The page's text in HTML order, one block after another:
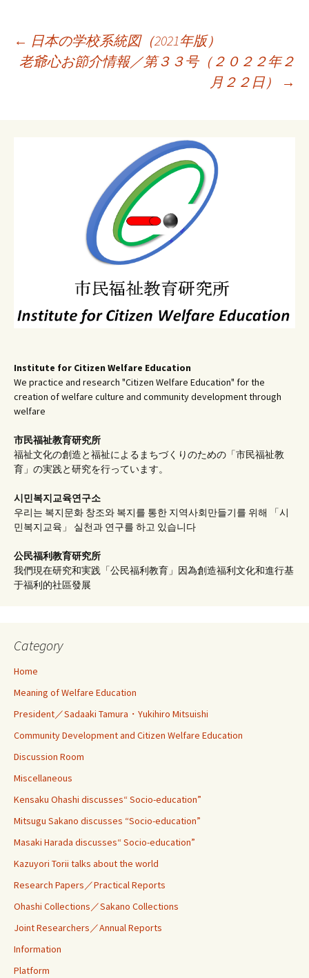
← 日本の学校系統図（2021年版）
老爺心お節介情報／第３３号（２０２２年２
月２２日）
→
Institute for Citizen Welfare Education
We practice and research "Citizen Welfare Education" for the
creation of welfare culture and community development through
welfare
市民福祉教育研究所
福祉文化の創造と福祉によるまちづくりのための「市民福祉教
育」の実践と研究を行っています。
시민복지교육연구소
우리는 복지문화 창조와 복지를 통한 지역사회만들기를 위해 「시
민복지교육」 실천과 연구를 하고 있습니다
公民福利教育研究所
我們現在研究和実践「公民福利教育」因為創造福利文化和進行基
于福利的社區發展
Category
Home
Meaning of Welfare Education
President／Sadaaki Tamura・Yukihiro Mitsuishi
Community Development and Citizen Welfare Education
Discussion Room
Miscellaneous
Kensaku Ohashi discusses“ Socio-education”
Mitsugu Sakano discusses “Socio-education”
Masaki Harada discusses“ Socio-education”
Kazuyori Torii talks about the world
Research Papers／Practical Reports
Ohashi Collections／Sakano Collections
Joint Researchers／Annual Reports
Information
Platform